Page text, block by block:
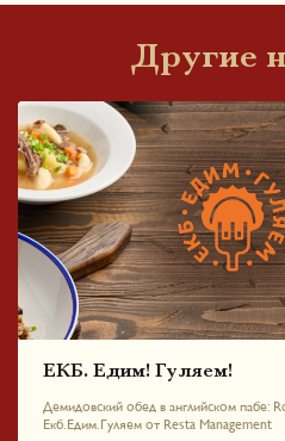
Другие
ЕКБ. Едим! Гуляем!
Демидовский обед в английском пабе:
Екб.Едим.Гуляем от Resta Management